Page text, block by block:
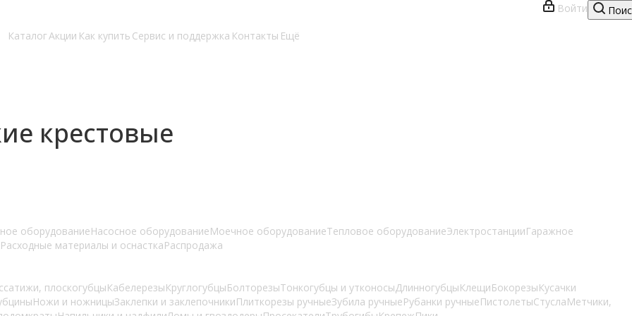
Войти
КаталогАкции Как купить Сервис и поддержка Контакты Ещё
крестовые
оборудованиеНасосное оборудованиеМоечное оборудованиеТепловое оборудованиеЭлектростанцииГаражное
Расходные материалы и оснасткаРаспродажа
плоскогубцыКабелерезыКруглогубцыБолторезыТонкогубцы и утконосыДлинногубцыКлещиБокорезыКусачки
Ножи и ножницыЗаклепки и заклепочникиПлиткорезы ручныеЗубила ручныеРубанки ручныеПистолетыСтуслаМетчики,